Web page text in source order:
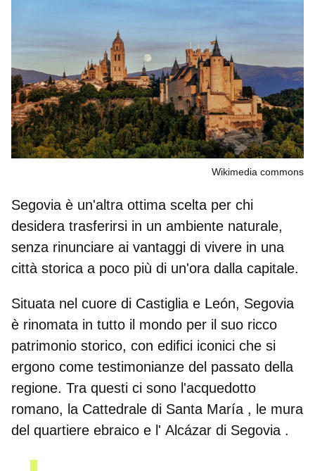
Wikimedia commons
Segovia è un'altra ottima scelta per chi
desidera trasferirsi in un ambiente naturale,
senza rinunciare ai vantaggi di vivere in una
città storica a poco più di un'ora dalla capitale.
Situata nel cuore di Castiglia e León, Segovia
è rinomata in tutto il mondo per il suo ricco
patrimonio storico, con edifici iconici che si
ergono come testimonianze del passato della
regione. Tra questi ci sono l'acquedotto
romano, la Cattedrale di Santa María , le mura
del quartiere ebraico e l' Alcázar di Segovia .